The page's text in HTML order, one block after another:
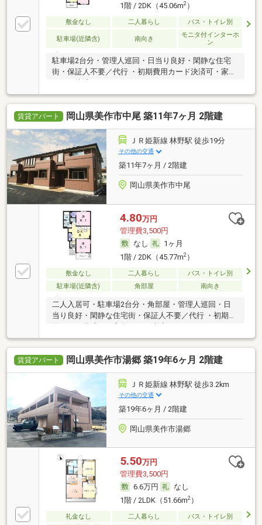
1階 / 2DK（45.06m2）
敷金なし 二人暮らし バス・トイレ別
駐車場(近隣含) 南向き
モニタ付インターホ
ン
駐車場2台分・管理人巡回・日当り良好・閑静な住宅
街・保証人不要／代行 ・初期費用カード決済可・家賃
賃貸アパート 岡山県美作市中尾 築11年7ヶ月 2階建
ＪＲ姫新線 林野駅 徒歩19分
その他の交通
築11年7ヶ月 / 2階建
岡山県美作市中尾
4.80万円
管理費3,500円
なし
1ヶ月
1階 / 2DK（45.77m2）
敷金なし 二人暮らし
バス・トイレ別
駐車場(近隣含)
角部屋 南向き
二人入居可・駐車場2台分・角部屋・管理人巡回・日
当り良好・閑静な住宅街・保証人不要／代行 ・初期費
賃貸アパート 岡山県美作市湯郷 築19年6ヶ月 2階建
ＪＲ姫新線 林野駅 徒歩3.2km
その他の交通
築19年6ヶ月 / 2階建
岡山県美作市湯郷
5.50万円
管理費3,500円
6.6万円
なし
1階 / 2LDK（51.66m2）
礼金なし 二人暮らし
バス・トイレ別